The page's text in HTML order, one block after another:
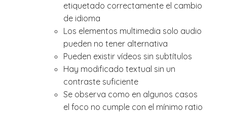
etiquetado correctamente el cambio
de idioma
Los elementos multimedia solo audio
pueden no tener alternativa
Pueden existir vídeos sin subtítulos
Hay modificado textual sin un
contraste suficiente
Se observa como en algunos casos
el foco no cumple con el mínimo ratio